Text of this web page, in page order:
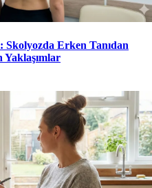
Skolyozda Erken Tanıdan
Yaklaşımlar